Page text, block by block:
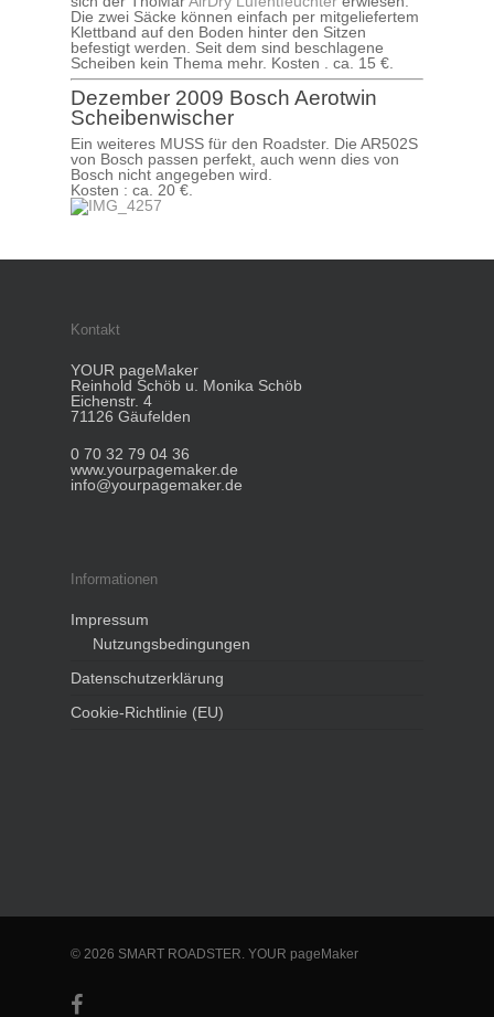
Die zwei Säcke können einfach per mitgeliefertem
Klettband auf den Boden hinter den Sitzen
befestigt werden. Seit dem sind beschlagene
Scheiben kein Thema mehr. Kosten . ca. 15 €.
Dezember 2009 Bosch Aerotwin
Scheibenwischer
Ein weiteres MUSS für den Roadster. Die AR502S
von Bosch passen perfekt, auch wenn dies von
Bosch nicht angegeben wird.
Kosten : ca. 20 €.
Kontakt
YOUR pageMaker
Reinhold Schöb u. Monika Schöb
Eichenstr. 4
71126 Gäufelden
0 70 32 79 04 36
www.yourpagemaker.de
info@yourpagemaker.de
Informationen
Impressum
Nutzungsbedingungen
Datenschutzerklärung
Cookie-Richtlinie (EU)
© 2026 SMART ROADSTER. YOUR pageMaker
facebook